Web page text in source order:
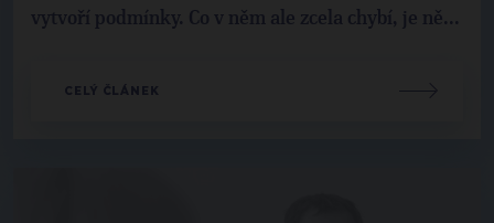
vytvoří podmínky. Co v něm ale zcela chybí, je ně...
CELÝ ČLÁNEK